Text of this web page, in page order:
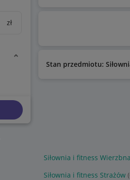
zł
Stan przedmiotu:
Siłownia i fitness Wierzbna
Siłownia i fitness Strażów